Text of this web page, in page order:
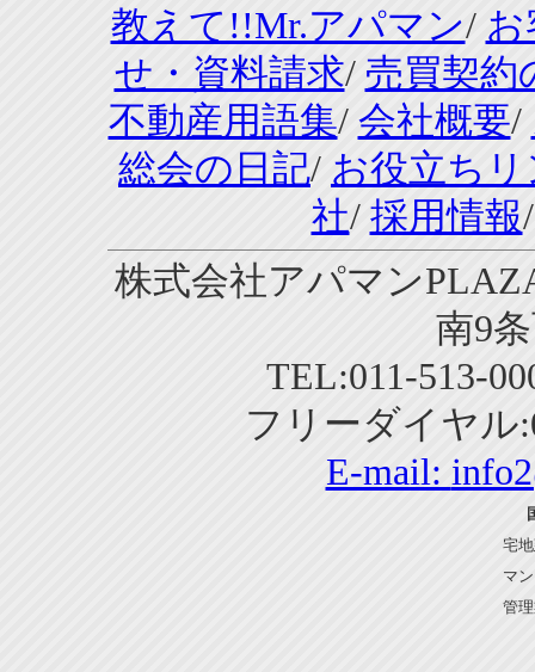
教えて!!Mr.アパマン/ お
せ・資料請求/ 売買契約
不動産用語集/ 会社概要/
総会の日記/ お役立ち
社/ 採用情報
株式会社アパマン
南9
TEL:011-513-
フリーダイヤル
E-mail:
宅
マ
管